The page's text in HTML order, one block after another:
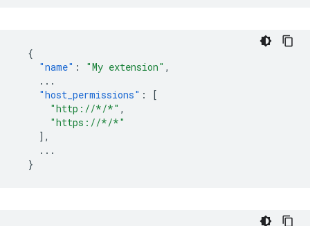
{
"name" : "My extension" ,
...
"host_permissions" :
[
"http://*/*" ,
"https://*/*"
],
...
}